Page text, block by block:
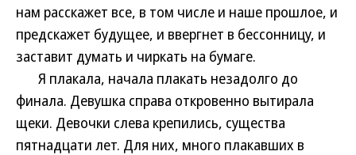
нам расскажет все, в том числе и наше прошлое, и
предскажет будущее, и ввергнет в бессонницу, и
заставит думать и чиркать на бумаге.
Я плакала, начала плакать незадолго до
финала. Девушка справа откровенно вытирала
щеки. Девочки слева крепились, существа
пятнадцати лет. Для них, много плакавших в